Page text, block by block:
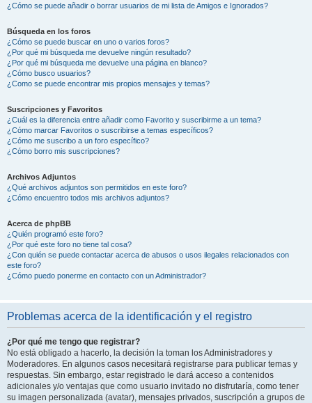
¿Cómo se puede añadir o borrar usuarios de mi lista de Amigos e Ignorados?
Búsqueda en los foros
¿Cómo se puede buscar en uno o varios foros?
¿Por qué mi búsqueda me devuelve ningún resultado?
¿Por qué mi búsqueda me devuelve una página en blanco?
¿Cómo busco usuarios?
¿Como se puede encontrar mis propios mensajes y temas?
Suscripciones y Favoritos
¿Cuál es la diferencia entre añadir como Favorito y suscribirme a un tema?
¿Cómo marcar Favoritos o suscribirse a temas específicos?
¿Cómo me suscribo a un foro específico?
¿Cómo borro mis suscripciones?
Archivos Adjuntos
¿Qué archivos adjuntos son permitidos en este foro?
¿Cómo encuentro todos mis archivos adjuntos?
Acerca de phpBB
¿Quién programó este foro?
¿Por qué este foro no tiene tal cosa?
¿Con quién se puede contactar acerca de abusos o usos ilegales relacionados con
este foro?
¿Cómo puedo ponerme en contacto con un Administrador?
Problemas acerca de la identificación y el registro
¿Por qué me tengo que registrar?
No está obligado a hacerlo, la decisión la toman los Administradores y
Moderadores. En algunos casos necesitará registrarse para publicar temas y
respuestas. Sin embargo, estar registrado le dará acceso a contenidos
adicionales y/o ventajas que como usuario invitado no disfrutaría, como tener
su imagen personalizada (avatar), mensajes privados, suscripción a grupos de